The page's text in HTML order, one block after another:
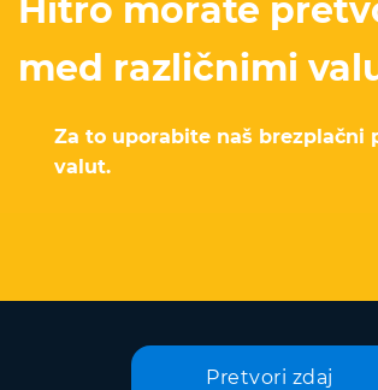
Hitro morate
med različnimi
Za to uporabite naš brezplačni
valut.
Pretvori zdaj